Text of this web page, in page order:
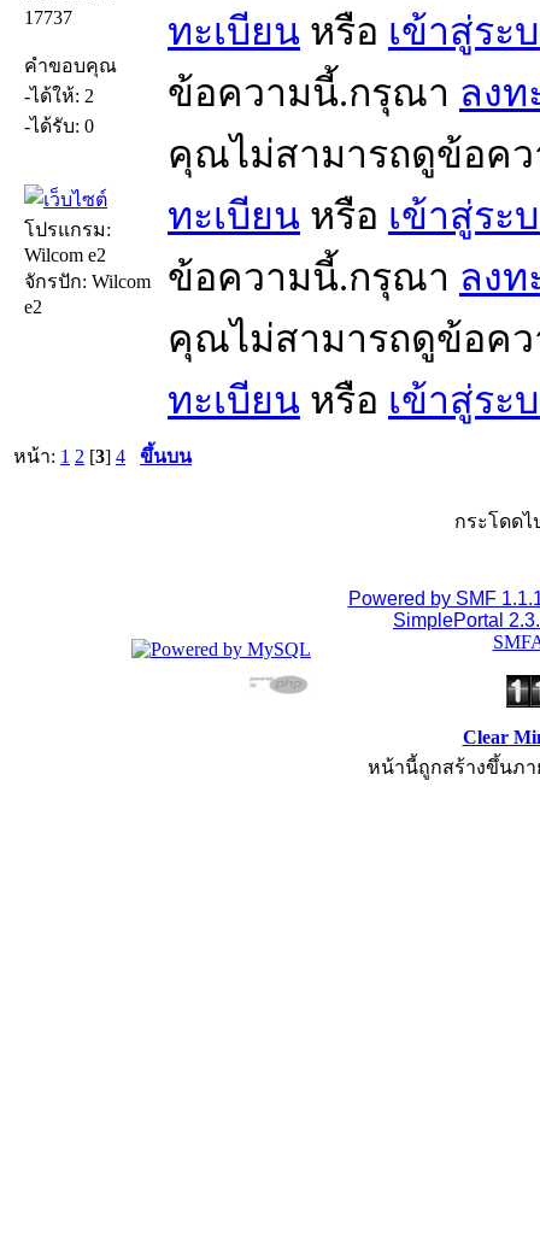
17737
คำขอบคุณ
-ได้ให้: 2
-ได้รับ: 0
โปรแกรม:
Wilcom e2
จักรปัก: Wilcom
e2
ทะเบียน หรือ เข้าสู่ระ
ข้อความนี้.กรุณา ลงท
คุณไม่สามารถดูข้อค
ทะเบียน หรือ เข้าสู่ระ
ข้อความนี้.กรุณา ลงท
คุณไม่สามารถดูข้อค
ทะเบียน หรือ เข้าสู่ระ
หน้า: 1 2 [3] 4 ขึ้นบน
กระโดดไ
Powered by SMF
SimplePortal
Clear
หน้านี้ถูกสร้างขึ้นภา